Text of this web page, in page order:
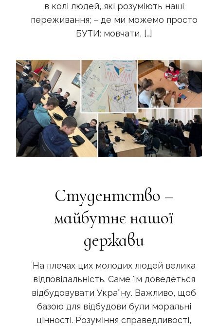
в колі людей, які розуміють наші
переживання; – де ми можемо просто
БУТИ: мовчати, […]
Студентство –
майбутнє нашої
держави
На плечах цих молодих людей велика
відповідальність. Саме їм доведеться
відбудовувати Україну. Важливо, щоб
базою для відбудови були моральні
цінності. Розуміння справедливості,